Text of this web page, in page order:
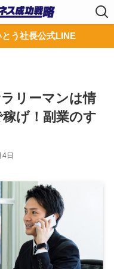
とう社長公式LINE
ラリーマンは情
げ！副業のす
日